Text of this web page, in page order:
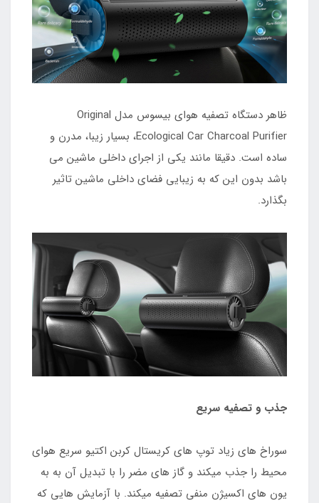
ظاهر دستگاه تصفیه هوای بیسوس مدل Original
Ecological Car Charcoal Purifier، بسیار زیبا، مدرن و
ساده است. دقیقا مانند یکی از اجرای داخلی ماشین می
باشد بدون این که به زیبایی فضای داخلی ماشین تاثیر
بگذارد.
جذب و تصفیه سریع
سوراخ های زیاد توپ های کریستال کربن اکتیو سریع هوای
محیط را جذب میکند و گاز های مضر را با تبدیل آن به به
یون های اکسیژن منفی تصفیه میکند. با آزمایش هایی که